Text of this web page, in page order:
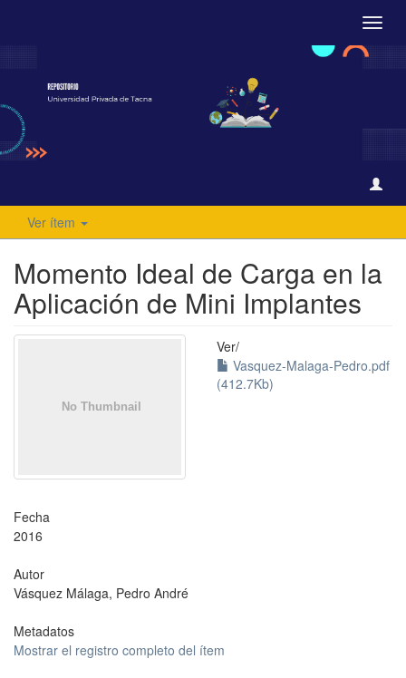
Ver ítem
Momento Ideal de Carga en la
Aplicación de Mini Implantes
Ver/
Vasquez-Malaga-Pedro.pdf
(412.7Kb)
Fecha
2016
Autor
Vásquez Málaga, Pedro André
Metadatos
Mostrar el registro completo del ítem